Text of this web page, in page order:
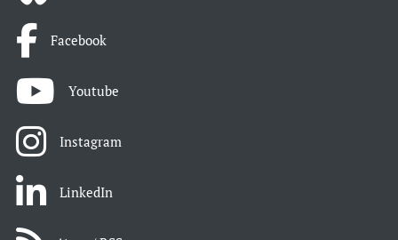
Facebook
Youtube
Instagram
LinkedIn